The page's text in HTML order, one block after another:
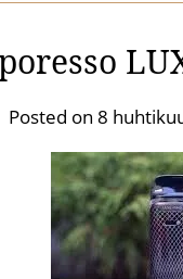
Posted on 8